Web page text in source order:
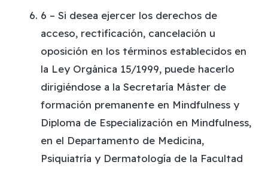
6 – Si desea ejercer los derechos de
acceso, rectificación, cancelación u
oposición en los términos establecidos en
la Ley Orgánica 15/1999, puede hacerlo
dirigiéndose a la Secretaría Máster de
formación premanente en Mindfulness y
Diploma de Especialización en Mindfulness,
en el Departamento de Medicina,
Psiquiatría y Dermatología de la Facultad